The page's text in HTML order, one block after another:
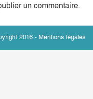
un commentaire.
2016 - Mentions légales